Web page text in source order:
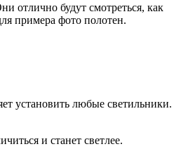
отлично будут смотреться, как
примера фото полотен.
установить любые светильники.
и станет светлее.